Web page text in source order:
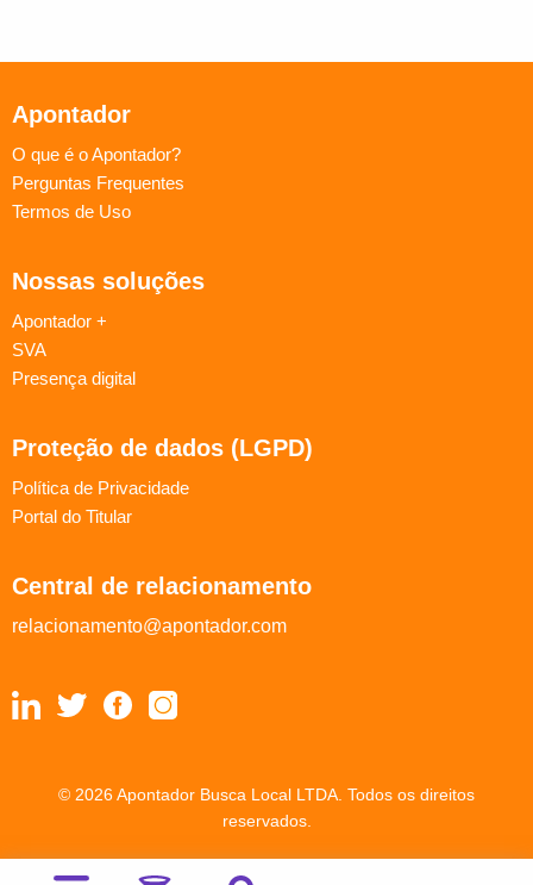
Apontador
O que é o Apontador?
Perguntas Frequentes
Termos de Uso
Nossas soluções
Apontador +
SVA
Presença digital
Proteção de dados (LGPD)
Política de Privacidade
Portal do Titular
Central de relacionamento
relacionamento@apontador.com
© 2026 Apontador Busca Local LTDA. Todos os direitos
reservados.